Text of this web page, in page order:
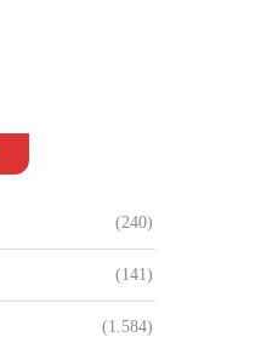
(240)
(141)
(1.584)